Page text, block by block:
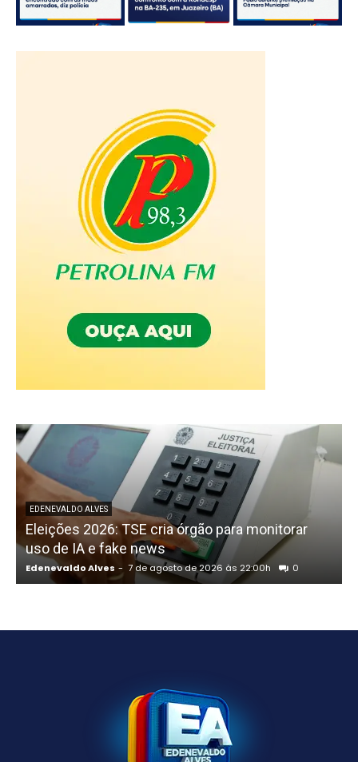
EDENEVALDO ALVES
Eleições 2026: TSE cria órgão para monitorar
uso de IA e fake news
Edenevaldo Alves - 7 de agosto de 2026 às 22:00h 0